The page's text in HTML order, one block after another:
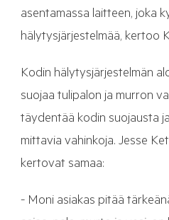
asentamassa laitteen, joka
hälytysjärjestelmää, kertoo
Kodin hälytysjärjestelmän
suojaa tulipalon ja murron
täydentää kodin suojausta
mittavia vahinkoja. Jesse
kertovat samaa:
- Moni asiakas pitää